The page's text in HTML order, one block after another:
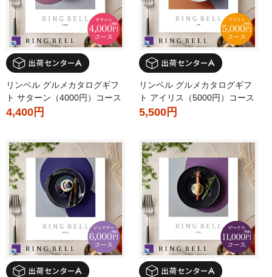
リンベル グルメカタログギフ
ト サターン（4000円）コース
4,400円
リンベル グルメカタログギフ
ト アイリス（5000円）コース
5,500円